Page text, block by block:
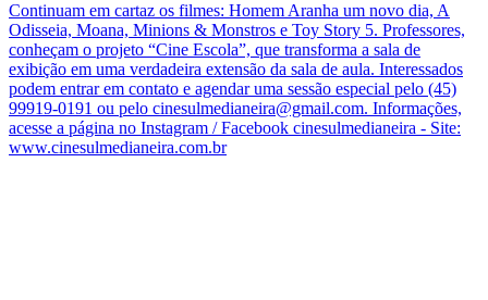
Continuam em cartaz os filmes: Homem Aranha um novo dia, A
Odisseia, Moana, Minions & Monstros e Toy Story 5. Professores,
conheçam o projeto “Cine Escola”, que transforma a sala de
exibição em uma verdadeira extensão da sala de aula. Interessados
podem entrar em contato e agendar uma sessão especial pelo (45)
99919-0191 ou pelo cinesulmedianeira@gmail.com. Informações,
acesse a página no Instagram / Facebook cinesulmedianeira - Site:
www.cinesulmedianeira.com.br